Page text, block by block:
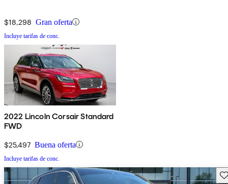
$18,298 Gran oferta
Incluye tarifas de conc.
2022 Lincoln Corsair Standard
FWD
$25,497 Buena oferta
Incluye tarifas de conc.